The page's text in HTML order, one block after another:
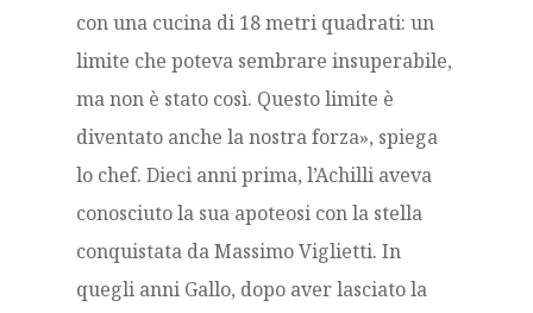
con una cucina di 18 metri quadrati: un
limite che poteva sembrare insuperabile,
ma non è stato così. Questo limite è
diventato anche la nostra forza», spiega
lo chef. Dieci anni prima, l’Achilli aveva
conosciuto la sua apoteosi con la stella
conquistata da Massimo Viglietti. In
quegli anni Gallo, dopo aver lasciato la